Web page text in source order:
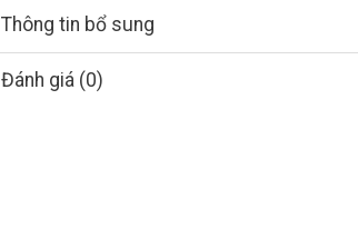
Thông tin bổ sung
Đánh giá (0)